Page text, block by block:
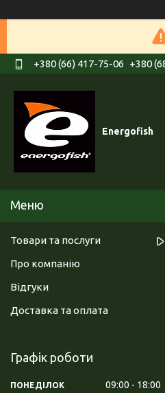
+380 (66) 417-75-06 +380
Energofish
Товари та послуги
Про компанію
Відгуки
Доставка та оплата
Графік роботи
ПОНЕДІЛОК 09:00 18:00